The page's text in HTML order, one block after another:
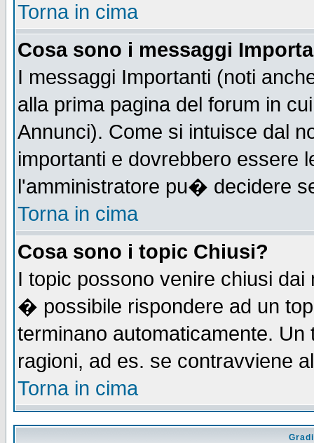
Torna in cima
Cosa sono i messaggi
I messaggi Importanti (noti
alla prima pagina del forum in
Annunci). Come si intuisce dal
importanti e dovrebbero essere
l'amministratore pu� decidere
Torna in cima
Cosa sono i topic Chiusi?
I topic possono venire chiusi
� possibile rispondere ad un
terminano automaticamente.
ragioni, ad es. se contravviene
Torna in cima